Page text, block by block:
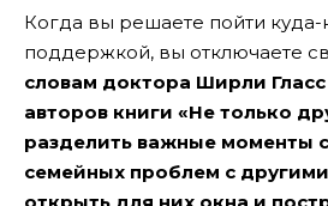
Когда вы решаете пойти куда-
поддержкой, вы отключаете
словам доктора Ширли
авторов книги «Не только
разделить важные моменты
семейных проблем с